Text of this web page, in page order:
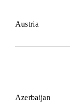
Austria
Azerbaijan